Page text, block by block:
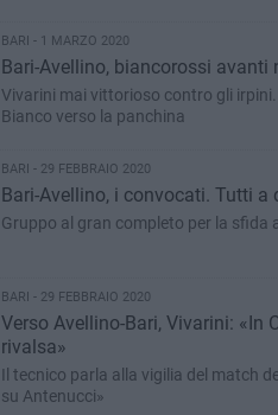
BARI - 1 MARZO 2020
Bari-Avellino, biancorossi
Vivarini mai vittorioso contro gli
Bianco verso la panchina
BARI - 29 FEBBRAIO 2020
Bari-Avellino, i convocati. Tutti
Gruppo al gran completo per la sfida
BARI - 29 FEBBRAIO 2020
Verso Avellino-Bari, Vivarini: «In
rivalsa»
Il tecnico parla alla vigilia del match
su Antenucci»